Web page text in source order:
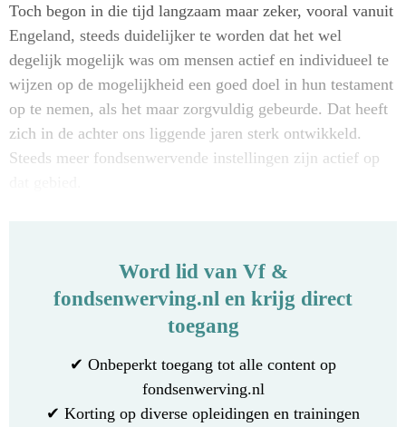
Toch begon in die tijd langzaam maar zeker, vooral vanuit
Engeland, steeds duidelijker te worden dat het wel
degelijk mogelijk was om mensen actief en individueel te
wijzen op de mogelijkheid een goed doel in hun testament
op te nemen, als het maar zorgvuldig gebeurde. Dat heeft
zich in de achter ons liggende jaren sterk ontwikkeld.
Steeds meer fondsenwervende instellingen zijn actief op
Word lid van Vf &
fondsenwerving.nl en krijg direct
toegang
✔ Onbeperkt toegang tot alle content op
fondsenwerving.nl
✔ Korting op diverse opleidingen en trainingen